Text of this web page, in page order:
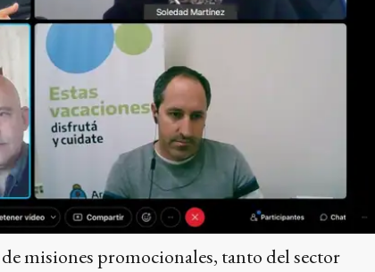
misiones promocionales, tanto del sector